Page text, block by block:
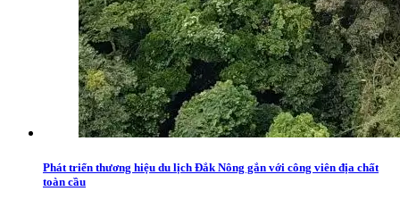
Phát triển thương hiệu du lịch Đắk Nông gắn với công viên địa chất
toàn cầu